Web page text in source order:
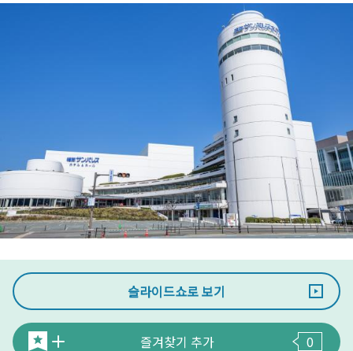
슬라이드쇼로 보기
즐겨찾기 추가 0